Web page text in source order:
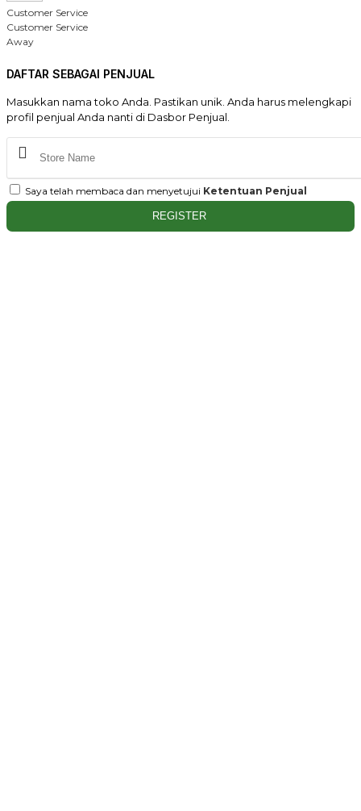
Customer Service
Customer Service
Away
DAFTAR SEBAGAI PENJUAL
Masukkan nama toko Anda. Pastikan unik. Anda harus melengkapi
profil penjual Anda nanti di Dasbor Penjual.
Saya telah membaca dan menyetujui Ketentuan Penjual
REGISTER